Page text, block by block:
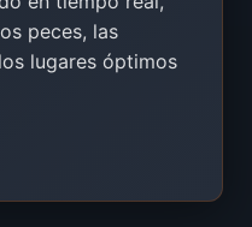
peces, las
lugares óptimos